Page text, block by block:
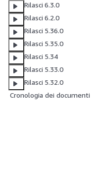
Rilasci 6.3.0
Rilasci 6.2.0
Rilasci 5.36.0
Rilasci 5.35.0
Rilasci 5.34
Rilasci 5.33.0
Rilasci 5.32.0
Cronologia dei documenti